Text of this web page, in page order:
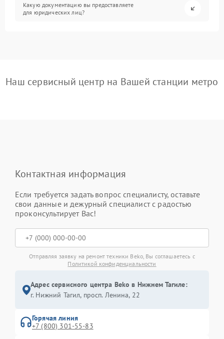
Какую документацию вы предоставляете
для юридических лиц?
Наш сервисный центр на Вашей станции метро
Контактная информация
Если требуется задать вопрос специалисту, оставьте
свои данные и дежурный специалист с радостью
проконсультирует Вас!
Отправляя заявку на ремонт техники Beko, Вы соглашаетесь с
Политикой конфиденциальности
Адрес сервисного центра Beko в Нижнем Тагиле:
г. Нижний Тагил, просп. Ленина, 22
Горячая линия
+7 (800) 301-55-83